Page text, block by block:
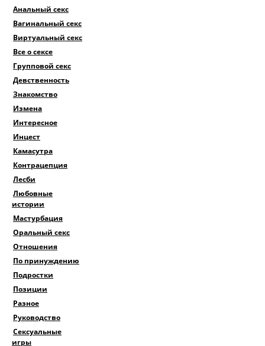
Анальный секс
Вагинальный секс
Виртуальный секс
Все о сексе
Групповой секс
Девственность
Знакомство
Измена
Интересное
Инцест
Камасутра
Контрацепция
Лесби
Любовные
истории
Мастурбация
Оральный секс
Отношения
По принуждению
Подростки
Позиции
Разное
Руководство
Сексуальные
игры